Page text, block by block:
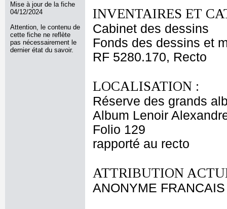
Mise à jour de la fiche
04/12/2024
Attention, le contenu de
cette fiche ne reflète
pas nécessairement le
dernier état du savoir.
INVENTAIRES ET
Cabinet des dessins
Fonds des dessins et
RF 5280.170, Recto
LOCALISATION :
Réserve des grands
Album Lenoir
Folio 129
rapporté au recto
ATTRIBUTION
ANONYME